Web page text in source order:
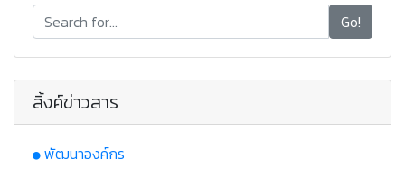
Go!
ลิ้งค์ข่าวสาร
พัฒนาองค์กร